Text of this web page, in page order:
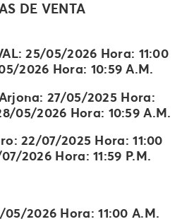
DE VENTA
25/05/2026 Hora: 11:00
2026 Hora: 10:59 A.M.
27/05/2025 Hora:
05/2026 Hora: 10:59 A.M.
22/07/2025 Hora: 11:00
2026 Hora: 11:59 P.M.
2026 Hora: 11:00 A.M.